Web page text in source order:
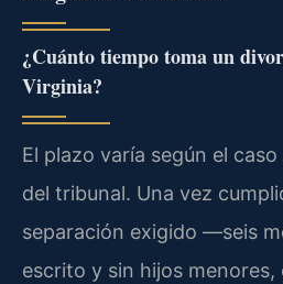
¿Cuánto tiempo toma un
Virginia?
El plazo varía según el
del tribunal. Una vez
separación exigido —seis
escrito y sin hijos menores,